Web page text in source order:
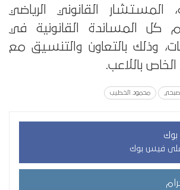
المستشار القانوني الرياضي
كل المساندة القانونية في
وذلك بالتعاون والتنسيق مع
الخاص باللاعب.
صبحي محمود الخطيب
على فيس بوك